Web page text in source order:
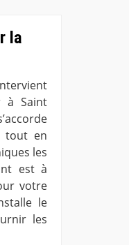
la
à Saint
tout en
les
est à
votre
le
les